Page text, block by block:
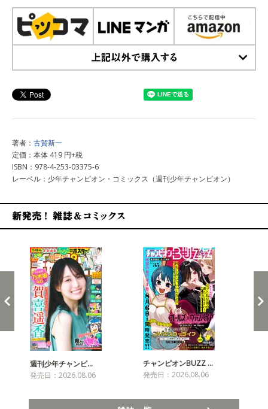
著者： 古賀新一
定価：本体 419 円+税
ISBN：978-4-253-03375-6
レーベル：少年チャンピオン・コミックス（週刊少年チャンピオン）
週刊少年チャンピ…
発売日：2026.08.06
チャンピオンBUZZ …
発売日：2026.08.06